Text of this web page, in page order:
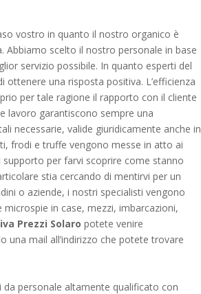
vostro in quanto il nostro organico è
Abbiamo scelto il nostro personale in base
servizio possibile. In quanto esperti del
una risposta positiva. L’efficienza
per tale ragione il rapporto con il cliente
lavoro garantiscono sempre una
necessarie, valide giuridicamente anche in
frodi e truffe vengono messe in atto ai
supporto per farvi scoprire come stanno
stia cercando di mentirvi per un
o aziende, i nostri specialisti vengono
microspie in case, mezzi, imbarcazioni,
Prezzi Solaro potete venire
mail all’indirizzo che potete trovare
personale altamente qualificato con